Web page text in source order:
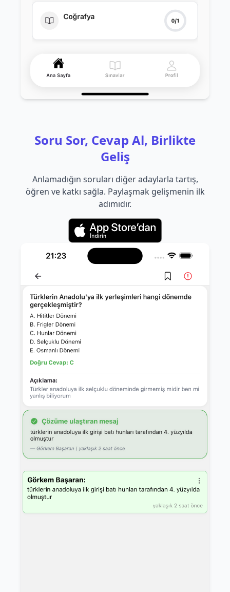
Soru Sor, Cevap Al, Birlikte
Geliş
Anlamadığın soruları diğer adaylarla tartış,
öğren ve katkı sağla. Paylaşmak gelişmenin ilk
adımıdır.